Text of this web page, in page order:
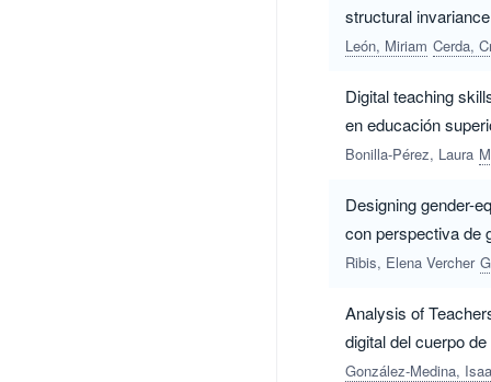
structural
profesorado en
León, Miriam Cerda,
Digital teaching
en educación
Bonilla-Pérez, Laura
Designing gender-
con perspectiva de
Ribis, Elena Vercher
Analysis of
digital del cuerpo
González-Medina,